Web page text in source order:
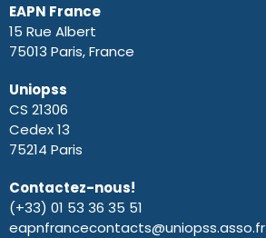
EAPN France
15 Rue Albert
75013 Paris, France
Uniopss
CS 21306
Cedex 13
75214 Paris
Contactez-nous!
(+33) 01 53 36 35 51
eapnfrancecontacts@uniopss.asso.fr